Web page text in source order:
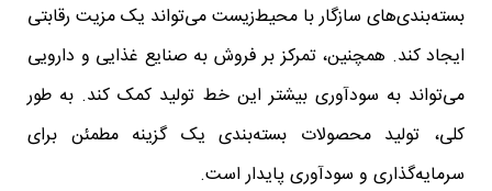
بسته‌بندی‌های سازگار با محیط‌زیست می‌تواند یک مزیت رقابتی
ایجاد کند. همچنین، تمرکز بر فروش به صنایع غذایی و دارویی
می‌تواند به سودآوری بیشتر این خط تولید کمک کند. به طور
کلی، تولید محصولات بسته‌بندی یک گزینه مطمئن برای
سرمایه‌گذاری و سودآوری پایدار است.